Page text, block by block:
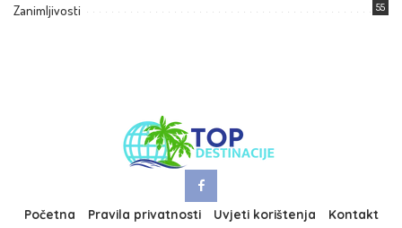
Zanimljivosti 55
Početna Pravila privatnosti Uvjeti korištenja Kontakt